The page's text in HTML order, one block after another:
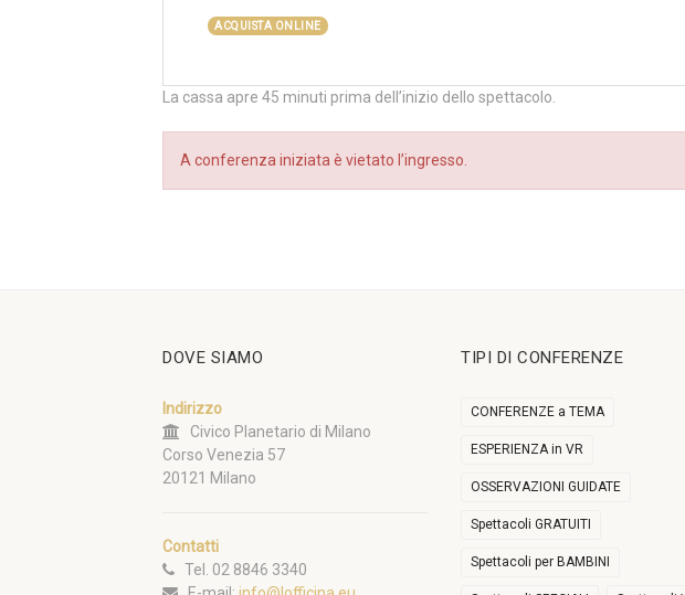
ACQUISTA ONLINE
La cassa apre 45 minuti prima dell’inizio dello spettacolo.
A conferenza iniziata è vietato l’ingresso.
DOVE SIAMO
Indirizzo
Civico Planetario di Milano
Corso Venezia 57
20121 Milano
Contatti
Tel. 02 8846 3340
TIPI DI CONFERENZE
CONFERENZE a TEMA
ESPERIENZA in VR
OSSERVAZIONI GUIDATE
Spettacoli GRATUITI
Spettacoli per BAMBINI